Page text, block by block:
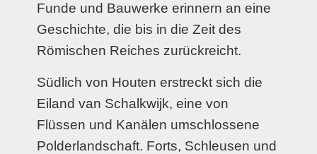
Funde und Bauwerke erinnern an eine
Geschichte, die bis in die Zeit des
Römischen Reiches zurückreicht.
Südlich von Houten erstreckt sich die
Eiland van Schalkwijk, eine von
Flüssen und Kanälen umschlossene
Polderlandschaft. Forts, Schleusen und